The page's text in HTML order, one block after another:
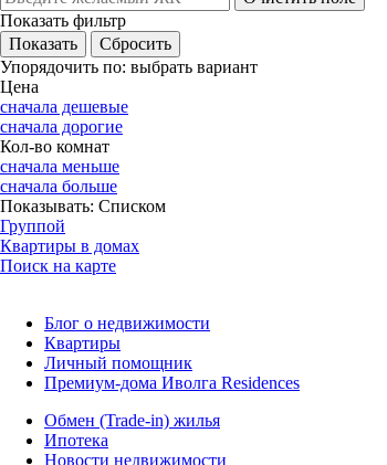
Показать фильтр
Упорядочить по: выбрать вариант
Цена
сначала дешевые
сначала дорогие
Кол-во комнат
сначала меньше
сначала больше
Показывать: Списком
Группой
Квартиры в домах
Поиск на карте
Блог о недвижимости
Квартиры
Личный помощник
Премиум-дома Иволга Residences
Обмен (Trade-in) жилья
Ипотека
Новости недвижимости